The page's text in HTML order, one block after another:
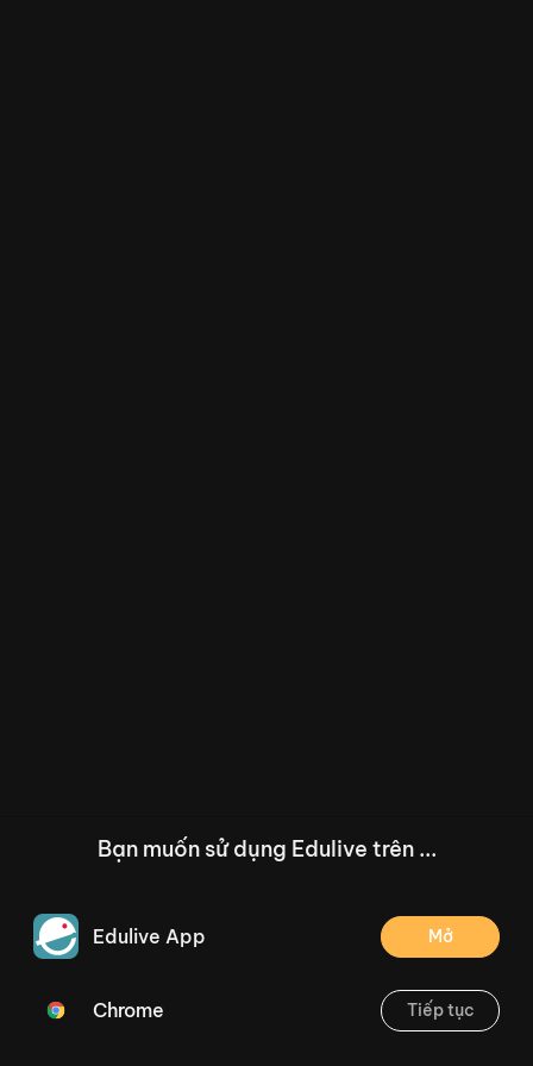
/--
Thoát
Bạn muốn sử dụng Edulive trên ...
Edulive App Mở
Chrome Tiếp tục